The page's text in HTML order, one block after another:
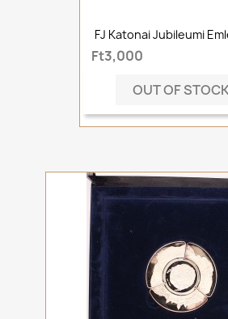
FJ Katonai Jubileumi
Ft3,000
OUT OF